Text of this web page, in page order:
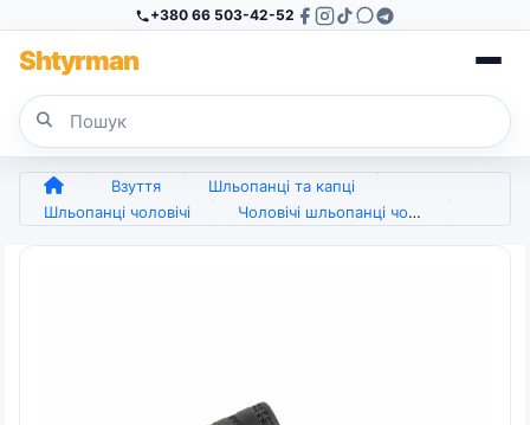
+380 66 503-42-52
Shtyrman
Взуття
Шльопанці та капці
Шльопанці чоловічі
Чоловічі шльопанці чорні EVA, легкі та зручні, розміри 41–45 (арт. 27224)